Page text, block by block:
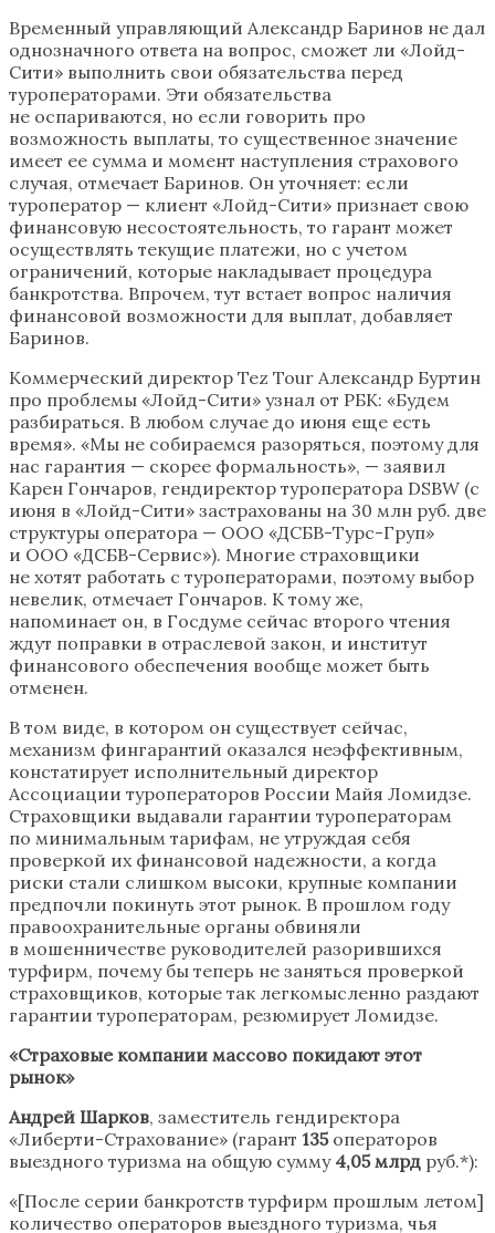
Временный управляющий Александр Баринов не дал
однозначного ответа на вопрос, сможет ли «Лойд-
Сити» выполнить свои обязательства перед
туроператорами. Эти обязательства
не оспариваются, но если говорить про
возможность выплаты, то существенное значение
имеет ее сумма и момент наступления страхового
случая, отмечает Баринов. Он уточняет: если
туроператор — клиент «Лойд-Сити» признает свою
финансовую несостоятельность, то гарант может
осуществлять текущие платежи, но с учетом
ограничений, которые накладывает процедура
банкротства. Впрочем, тут встает вопрос наличия
финансовой возможности для выплат, добавляет
Баринов.
Коммерческий директор Tez Tour Александр Буртин
про проблемы «Лойд-Сити» узнал от РБК: «Будем
разбираться. В любом случае до июня еще есть
время». «Мы не собираемся разоряться, поэтому для
нас гарантия — скорее формальность», — заявил
Карен Гончаров, гендиректор туроператора DSBW (с
июня в «Лойд-Сити» застрахованы на 30 млн руб. две
структуры оператора — ООО «ДСБВ-Турс-Груп»
и ООО «ДСБВ-Сервис»). Многие страховщики
не хотят работать с туроператорами, поэтому выбор
невелик, отмечает Гончаров. К тому же,
напоминает он, в Госдуме сейчас второго чтения
ждут поправки в отраслевой закон, и институт
финансового обеспечения вообще может быть
отменен.
В том виде, в котором он существует сейчас,
механизм фингарантий оказался неэффективным,
констатирует исполнительный директор
Ассоциации туроператоров России Майя Ломидзе.
Страховщики выдавали гарантии туроператорам
по минимальным тарифам, не утруждая себя
проверкой их финансовой надежности, а когда
риски стали слишком высоки, крупные компании
предпочли покинуть этот рынок. В прошлом году
правоохранительные органы обвиняли
в мошенничестве руководителей разорившихся
турфирм, почему бы теперь не заняться проверкой
страховщиков, которые так легкомысленно раздают
гарантии туроператорам, резюмирует Ломидзе.
«Страховые компании массово покидают этот
рынок»
Андрей Шарков, заместитель гендиректора
«Либерти-Страхование» (гарант 135операторов
выездного туризма на общую сумму 4,05 млрд руб.*):
«[После серии банкротств турфирм прошлым летом]
количество операторов выездного туризма, чья